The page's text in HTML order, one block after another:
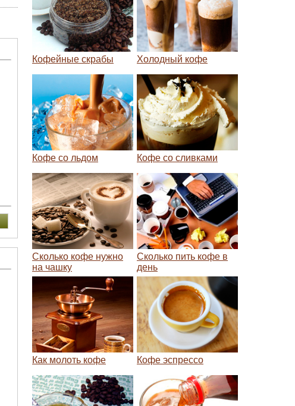
Кофейные скрабы Холодный кофе
Кофе со льдом Кофе со сливками
Сколько кофе нужно
на чашку
Сколько пить кофе в
день
Как молоть кофе Кофе эспрессо